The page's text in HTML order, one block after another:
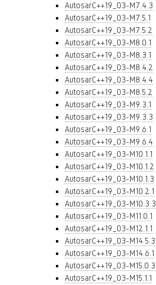
AutosarC++19_03-M7.4.3
AutosarC++19_03-M7.5.1
AutosarC++19_03-M7.5.2
AutosarC++19_03-M8.0.1
AutosarC++19_03-M8.3.1
AutosarC++19_03-M8.4.2
AutosarC++19_03-M8.4.4
AutosarC++19_03-M8.5.2
AutosarC++19_03-M9.3.1
AutosarC++19_03-M9.3.3
AutosarC++19_03-M9.6.1
AutosarC++19_03-M9.6.4
AutosarC++19_03-M10.1.1
AutosarC++19_03-M10.1.2
AutosarC++19_03-M10.1.3
AutosarC++19_03-M10.2.1
AutosarC++19_03-M10.3.3
AutosarC++19_03-M11.0.1
AutosarC++19_03-M12.1.1
AutosarC++19_03-M14.5.3
AutosarC++19_03-M14.6.1
AutosarC++19_03-M15.0.3
AutosarC++19_03-M15.1.1